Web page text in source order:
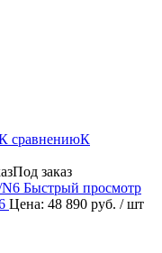
К
Под заказ
Быстрый просмотр
Цена: 48 890 руб. / шт